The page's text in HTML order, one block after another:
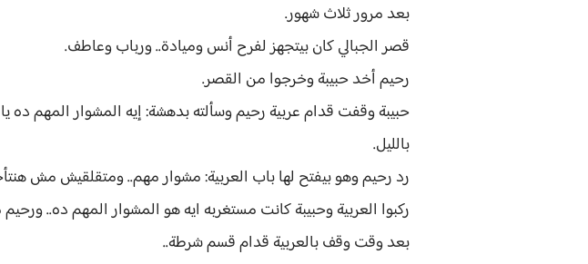
بعد مرور ثلاث شهور.
قصر الجبالي كان بيتجهز لفرح أنس وميادة.. ورباب وعاطف.
رحيم أخد حبيبة وخرجوا من القصر.
حبيبة وقفت قدام عربية رحيم وسألته بدهشة: إيه المشوار المهم ده
بالليل.
رد رحيم وهو بيفتح لها باب العربية: مشوار مهم.. ومتقلقيش مش
ركبوا العربية وحبيبة كانت مستغربه ايه هو المشوار المهم ده..
بعد وقت وقف بالعربية قدام قسم شرطة..